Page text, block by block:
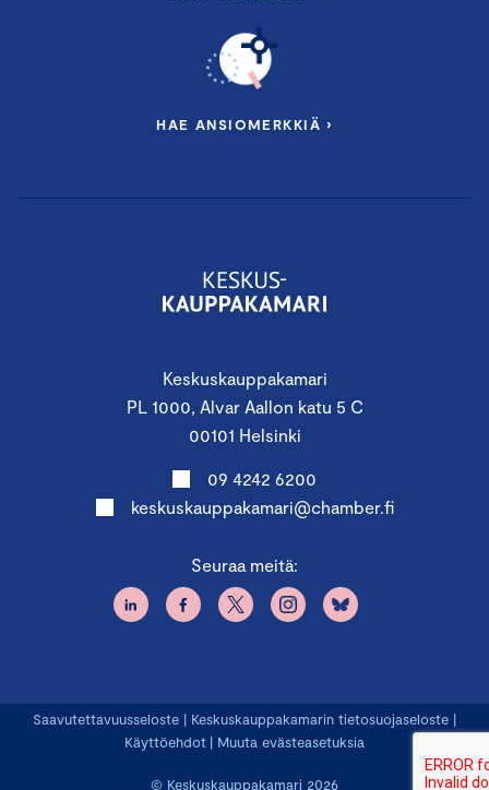
Keskuskauppakamari
PL 1000, Alvar Aallon katu 5 C
00101 Helsinki
09 4242 6200
keskuskauppakamari@chamber.fi
Seuraa meitä:
HAE ANSIOMERKKIÄ ›
© Keskuskauppakamari 2026
Saavutettavuusseloste | Keskuskauppakamarin tietosuojaseloste |
Käyttöehdot | Muuta evästeasetuksia